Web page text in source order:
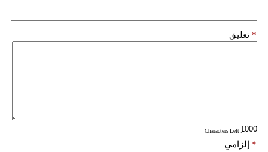
تعليق *
: Characters Left
إلزامي *